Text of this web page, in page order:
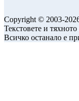
Copyright © 2003-
Текстовете и
Всичко останало е